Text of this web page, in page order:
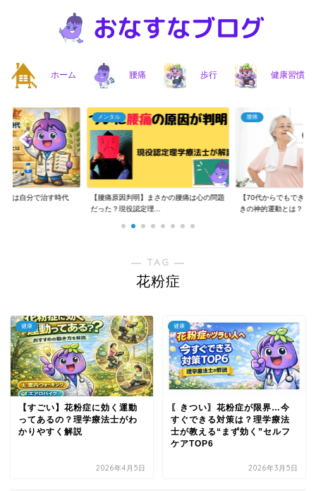
ホーム 腰痛 歩行 健康習慣
痛は自分で治す時代
メンタル
【腰痛原因判明】まさかの腰痛は心の問題
だった？現役認定理...
腰痛
【70代からでもできる
きの神的運動とは？...
― TAG ―
花粉症
健康
【すごい】花粉症に効く運動
ってあるの？理学療法士がわ
かりやすく解説
2026年4月5日
健康
〖きつい〗花粉症が限界…今
すぐできる対策は？理学療法
士が教える“まず効く”セルフ
ケアTOP6
2026年3月5日